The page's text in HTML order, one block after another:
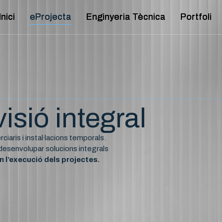
eProjecta Enginyeria Tècnica Portfoli
eProjecta Enginyeria Tècnica Portfoli
integral
i instal·lacions temporals.
solucions integrals
l’execució dels projectes.